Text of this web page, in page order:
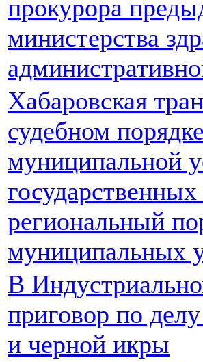
прокурора
министерства
Хабаровская
судебном
муниципальной
региональный
муниципальных
В
приговор по
и черной икры